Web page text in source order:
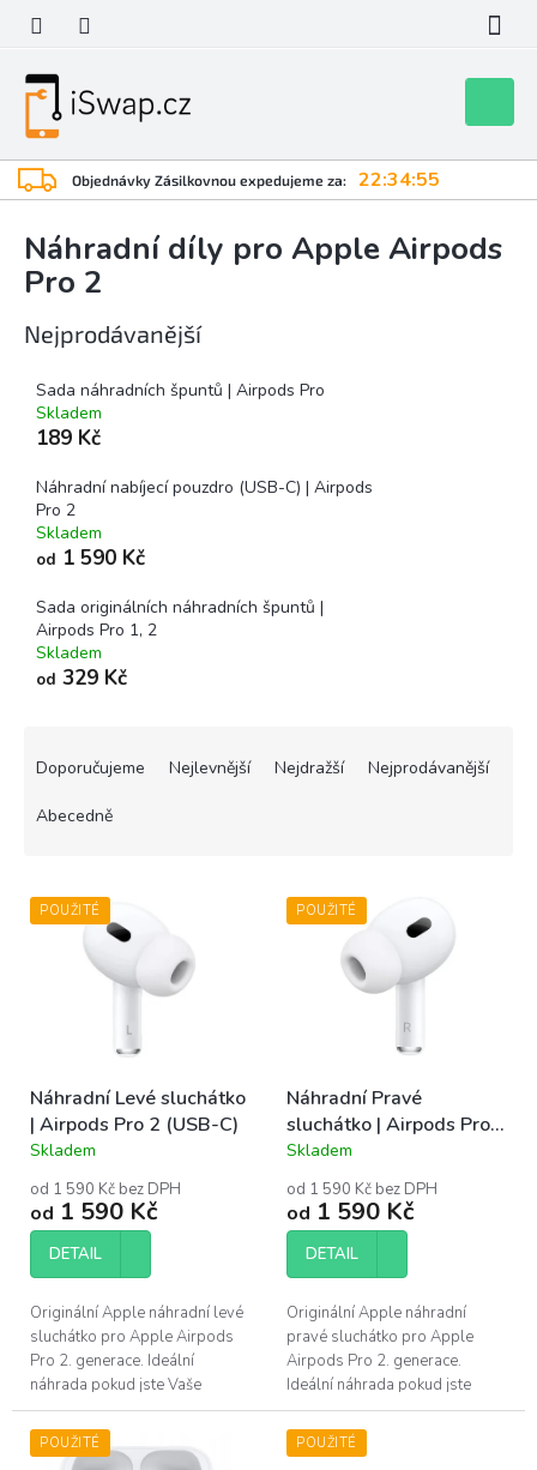
obsah
Objednávky Zásilkovnou expedujeme za: 22:34:55
košík
Náhradní díly pro Apple Airpods
Pro 2
Nejprodávanější
Sada náhradních špuntů | Airpods Pro
Skladem
189 Kč
Náhradní nabíjecí pouzdro (USB-C) | Airpods
Pro 2
Skladem
od 1 590 Kč
Sada originálních náhradních špuntů |
Airpods Pro 1, 2
Skladem
od 329 Kč
p
r
Doporučujeme Nejlevnější Nejdražší Nejprodávanější
Abecedně
V
ý
d
u
k
t
ů
POUŽITÉ
Náhradní Levé sluchátko
| Airpods Pro 2 (USB-C)
Průměrné
hodnocení
produktu
je
5,0
hvězdiček.
Skladem
od 1 590 Kč bez DPH
od 1 590 Kč
DETAIL
Originální Apple náhradní levé
sluchátko pro Apple Airpods
Pro 2. generace. Ideální
náhrada pokud jste Vaše
sluchátko ztratili, poškodili, či
již mu nevydrží baterie....
POUŽITÉ
Náhradní Pravé
sluchátko | Airpods Pro 2
(USB-C)
Průměrné
hodnocení
produktu
je
5,0
hvězdiček.
Skladem
od 1 590 Kč bez DPH
od 1 590 Kč
DETAIL
Originální Apple náhradní
pravé sluchátko pro Apple
Airpods Pro 2. generace.
Ideální náhrada pokud jste
Vaše sluchátko ztratili,
poškodili, či již mu nevydrží...
POUŽITÉ POUŽITÉ